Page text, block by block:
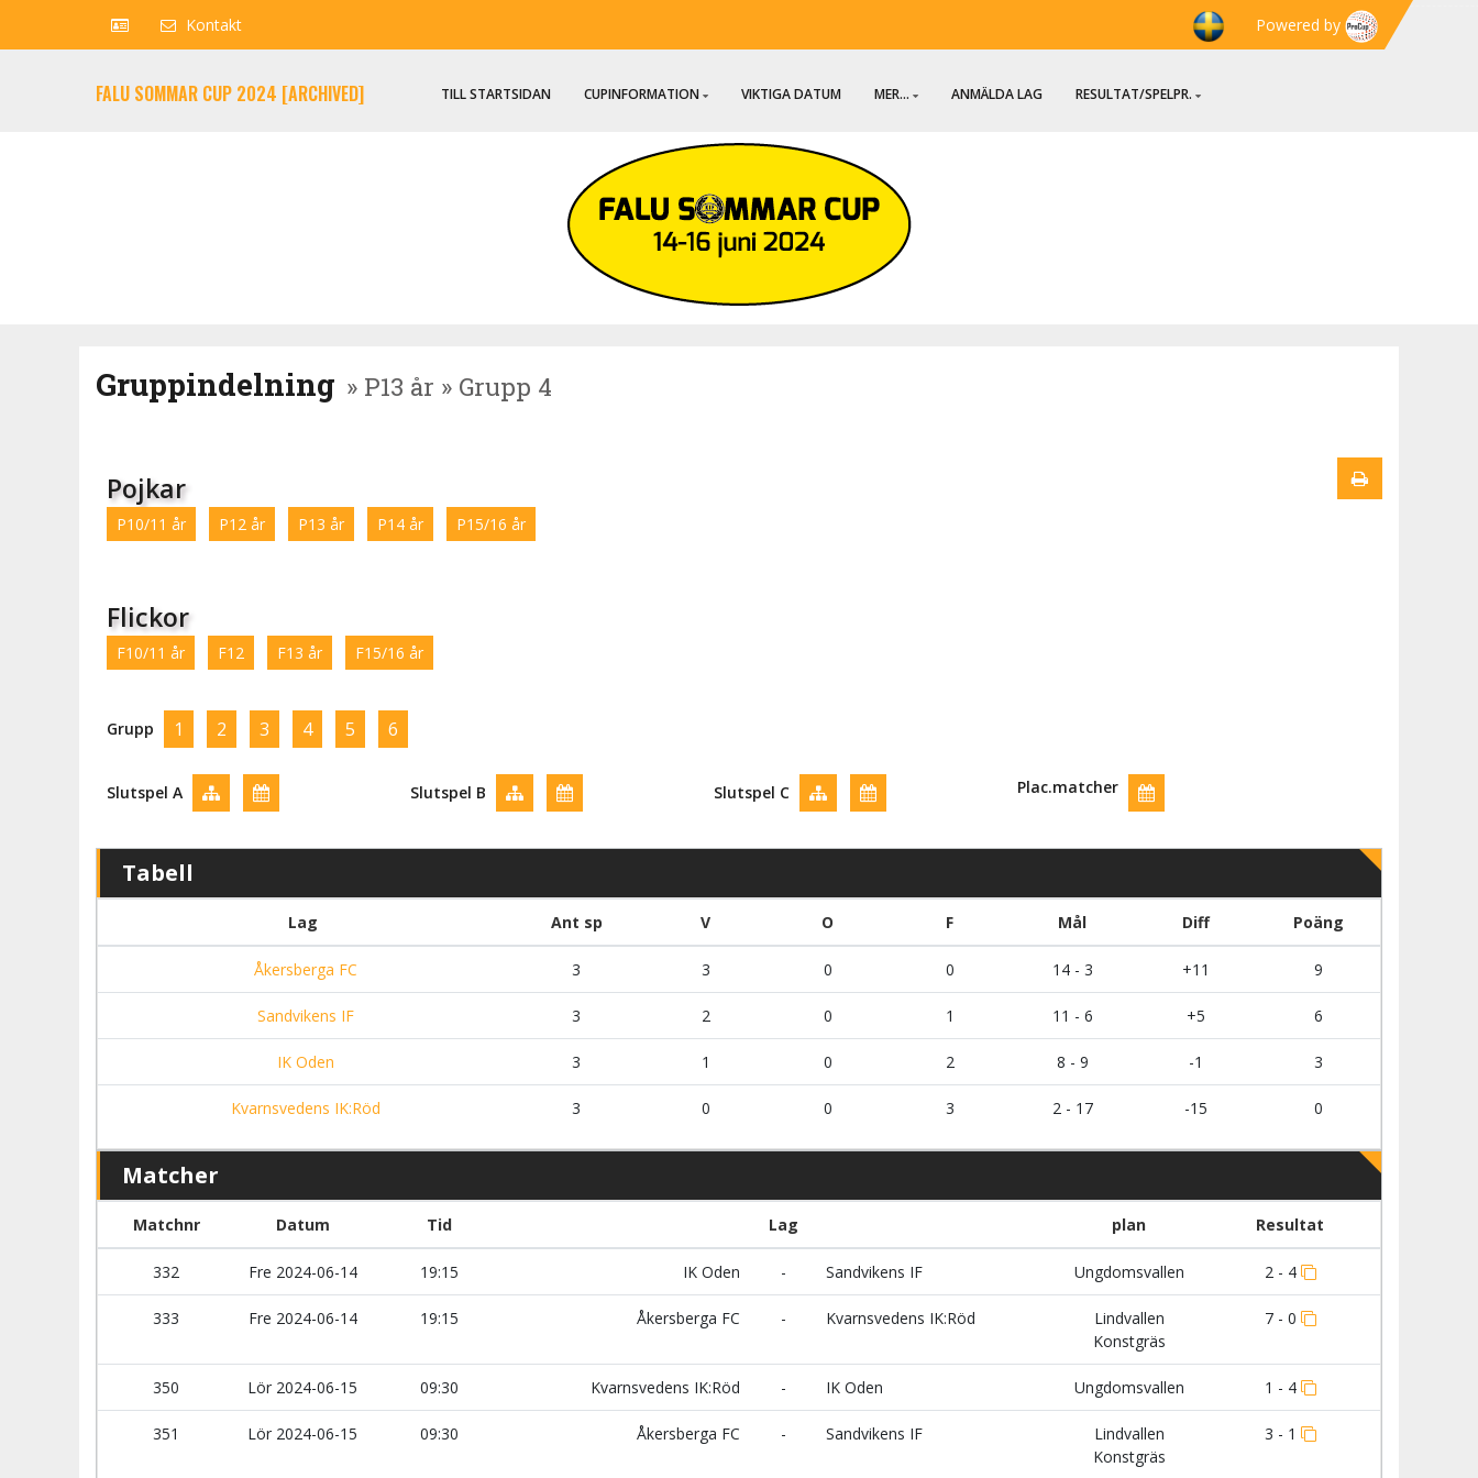
Kontakt Powered by
FALU SOMMAR CUP 2024 [ARCHIVED] TILL STARTSIDAN CUPINFORMATION VIKTIGA DATUM MER... ANMÄLDA LAG RESULTAT/SPELPR.
Gruppindelning » P13 år » Grupp 4
Pojkar
P10/11 år P12 år P13 år P14 år P15/16 år
Flickor
F10/11 år F12 F13 år F15/16 år
Grupp 1 2 3 4 5 6
Slutspel A Slutspel B Slutspel C Plac.matcher
Tabell
Lag Ant sp V O F Mål Diff Poäng
Åkersberga FC 3 3 0 0 14 - 3 +11 9
Sandvikens IF 3 2 0 1 11 - 6 +5 6
IK Oden 3 1 0 2 8 - 9 -1 3
Kvarnsvedens IK:Röd 3 0 0 3 2 - 17 -15 0
Matcher
Matchnr Datum Tid Lag plan Resultat
332 Fre 2024-06-14 19:15 IK Oden - Sandvikens IF Ungdomsvallen 2 - 4
333 Fre 2024-06-14 19:15 Åkersberga FC - Kvarnsvedens IK:Röd
Lindvallen
Konstgräs
7 - 0
350 Lör 2024-06-15 09:30 Kvarnsvedens IK:Röd - IK Oden Ungdomsvallen 1 - 4
351 Lör 2024-06-15 09:30 Åkersberga FC - Sandvikens IF
Lindvallen
Konstgräs
3 - 1